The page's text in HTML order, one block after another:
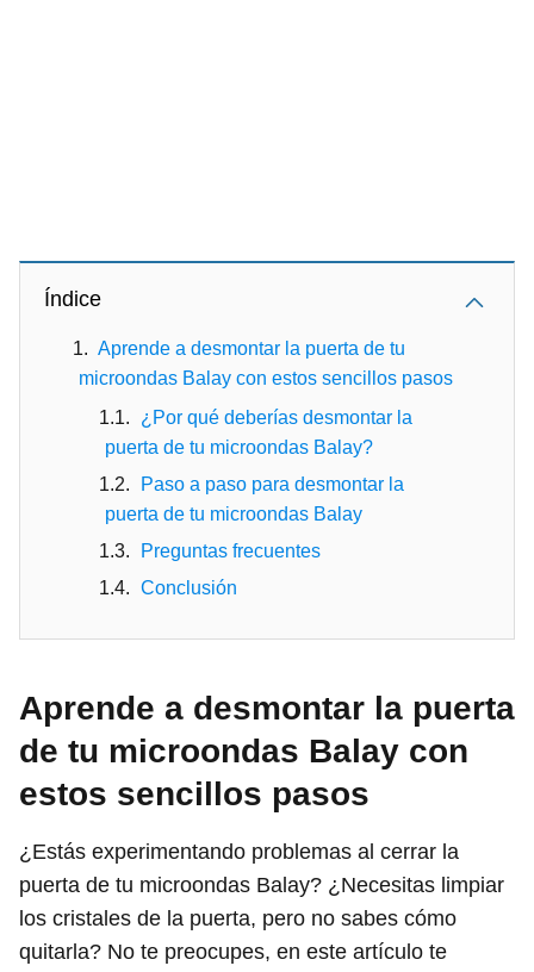
Índice
Aprende a desmontar la puerta de tu
microondas Balay con estos sencillos pasos
¿Por qué deberías desmontar la
puerta de tu microondas Balay?
Paso a paso para desmontar la
puerta de tu microondas Balay
Preguntas frecuentes
Conclusión
Aprende a desmontar la puerta
de tu microondas Balay con
estos sencillos pasos
¿Estás experimentando problemas al cerrar la
puerta de tu microondas Balay? ¿Necesitas limpiar
los cristales de la puerta, pero no sabes cómo
quitarla? No te preocupes, en este artículo te